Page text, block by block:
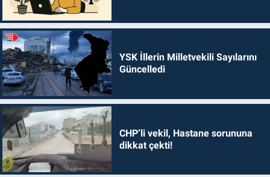
YSK İllerin Milletvekili Sayılarını
Güncelledi
CHP’li vekil, Hastane sorununa
dikkat çekti!